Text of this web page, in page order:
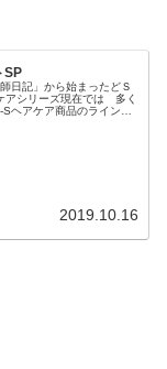
SP
日記」から始まったどＳ
シリーズ現在では 多く
ヘアケア商品のラインナ
2019.10.16